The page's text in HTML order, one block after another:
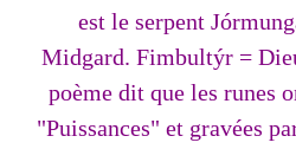
est le serpent
Midgard. Fimbultýr =
poème dit que les runes
"Puissances" et gravées